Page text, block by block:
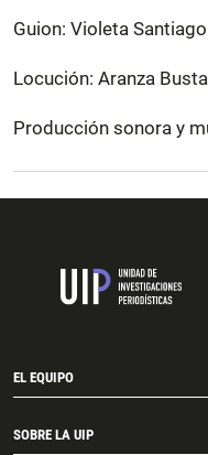
Guion: Violeta
Locución: Aranza
Producción sonora y
EL EQUIPO
SOBRE LA UIP